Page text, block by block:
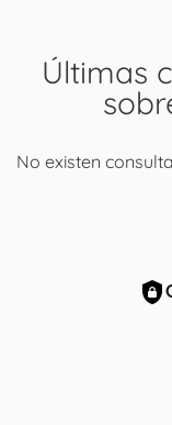
Últimas
No existen